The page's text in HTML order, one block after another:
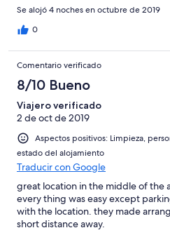
Se alojó 4 noches en octubre de 2019
0
Comentario verificado
8/10 Bueno
Viajero verificado
2 de oct de 2019
Aspectos positivos: Limpieza,
estado del alojamiento
Traducir con Google
great location in the middle of the
every thing was easy except
with the location. they made
short distance away.